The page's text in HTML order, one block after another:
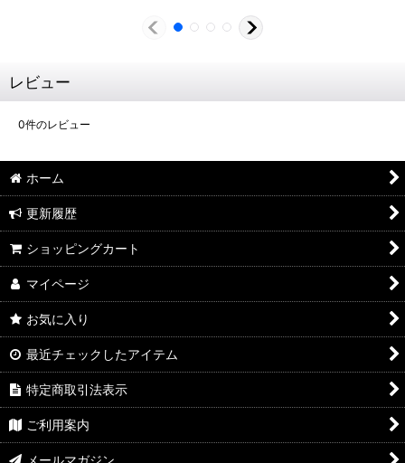
レビュー
0件のレビュー
ホーム
更新履歴
ショッピングカート
マイページ
お気に入り
最近チェックしたアイテム
特定商取引法表示
ご利用案内
メールマガジン